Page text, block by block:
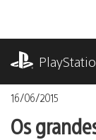
o
conteúdo
16/06/2015
Os